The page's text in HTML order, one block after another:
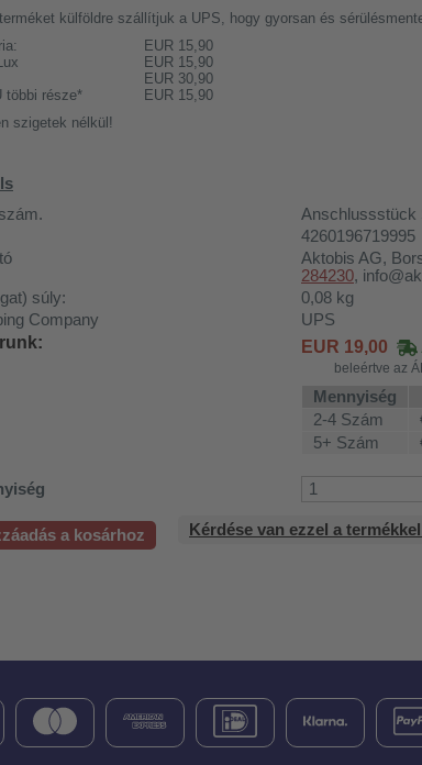
külföldre szállítjuk a UPS, hogy gyorsan és
EUR 15,90
EUR 15,90
EUR 30,90
többi része*
EUR 15,90
szigetek nélkül!
Anschlussstück
4260196719995
Aktobis AG,
284230,
súly:
0,08 kg
Company
UPS
EUR 19,00
beleértve az
Mennyiség
2-4 Szám
5+ Szám
a kosárhoz Kérdése van ezzel a